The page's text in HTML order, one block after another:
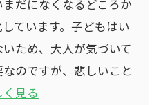
だになくなるどころか
ています。子どもはい
ため、大人が気づいて
のですが、悲しいこと
見る